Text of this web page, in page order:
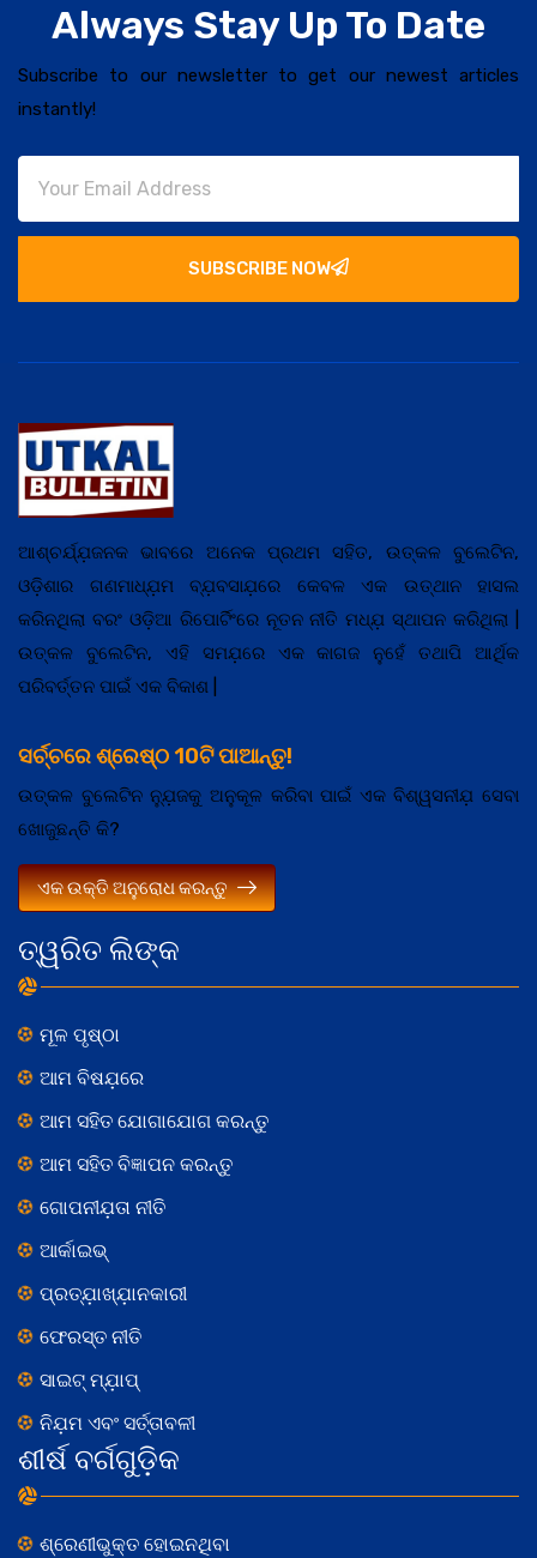
Always Stay Up To Date
Subscribe to our newsletter to get our newest articles
instantly!
SUBSCRIBE NOW
ତ୍ୱରିତ ଲିଙ୍କ
ମୂଳ ପୃଷ୍ଠା
ଆମ ବିଷଯ଼ରେ
ଆମ ସହିତ ଯୋଗାଯୋଗ କରନ୍ତୁ
ଆମ ସହିତ ବିଜ୍ଞାପନ କରନ୍ତୁ
ଗୋପନୀଯ଼ତା ନୀତି
ଆର୍କାଇଭ୍
ପ୍ରତ୍ଯ଼ାଖ୍ଯ଼ାନକାରୀ
ଫେରସ୍ତ ନୀତି
ସାଇଟ୍ ମ୍ଯ଼ାପ୍
ନିଯ଼ମ ଏବଂ ସର୍ତ୍ତାବଳୀ
ଶୀର୍ଷ ବର୍ଗଗୁଡ଼ିକ
ଶ୍ରେଣୀଭୁକ୍ତ ହୋଇନଥିବା
ଆଶ୍ଚର୍ଯ୍ଯ଼ଜନକ ଭାବରେ ଅନେକ ପ୍ରଥମ ସହିତ, ଉତ୍କଳ ବୁଲେଟିନ,
ଓଡ଼ିଶାର ଗଣମାଧ୍ଯ଼ମ ବ୍ଯ଼ବସାଯ଼ରେ କେବଳ ଏକ ଉତ୍ଥାନ ହାସଲ
କରିନଥିଲା ବରଂ ଓଡ଼ିଆ ରିପୋର୍ଟିଂରେ ନୂତନ ନୀତି ମଧ୍ଯ଼ ସ୍ଥାପନ କରିଥିଲା |
ଉତ୍କଳ ବୁଲେଟିନ, ଏହି ସମଯ଼ରେ ଏକ କାଗଜ ନୁହେଁ ତଥାପି ଆର୍ଥିକ
ପରିବର୍ତ୍ତନ ପାଇଁ ଏକ ବିକାଶ |
ସର୍ଚ୍ଚରେ ଶ୍ରେଷ୍ଠ 10ଟି ପାଆନ୍ତୁ!
ଉତ୍କଳ ବୁଲେଟିନ ନ୍ଯ଼ୁଜକୁ ଅନୁକୂଳ କରିବା ପାଇଁ ଏକ ବିଶ୍ୱସନୀଯ଼ ସେବା
ଖୋଜୁଛନ୍ତି କି?
ଏକ ଉକ୍ତି ଅନୁରୋଧ କରନ୍ତୁ